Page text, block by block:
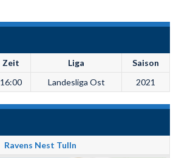
Zeit Liga
Saison
16:00 Landesliga Ost 2021
Ravens Nest Tulln